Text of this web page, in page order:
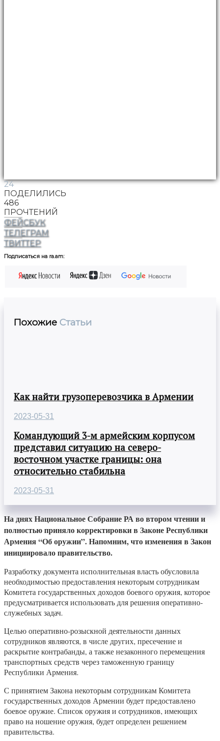
24
ПОДЕЛИЛИСЬ
486
ПРОЧТЕНИЙ
ФЕЙСБУК
ТЕЛЕГРАМ
ТВИТТЕР
Подписаться на ra.am:
Похожие Статьи
Как найти грузоперевозчика в Армении
2023-05-31
Командующий 3-м армейским корпусом
представил ситуацию на северо-
восточном участке границы: она
относительно стабильна
2023-05-31
На днях Национальное Собрание РА во втором чтении и
полностью приняло корректировки в Законе Республики
Армения “Об оружии”. Напомним, что изменения в Закон
инициировало правительство.
Разработку документа исполнительная власть обусловила
необходимостью предоставления некоторым сотрудникам
Комитета государственных доходов боевого оружия, которое
предусматривается использовать для решения оперативно-
служебных задач.
Целью оперативно-розыскной деятельности данных
сотрудников являются, в числе других, пресечение и
раскрытие контрабанды, а также незаконного перемещения
транспортных средств через таможенную границу
Республики Армения.
С принятием Закона некоторым сотрудникам Комитета
государственных доходов Армении будет предоставлено
боевое оружие. Список оружия и сотрудников, имеющих
право на ношение оружия, будет определен решением
правительства.